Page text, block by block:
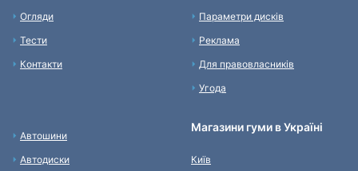
Огляди
Тести
Контакти
Параметри дисків
Реклама
Для правовласників
Угода
Автошини
Автодиски
Магазини гуми в Україні
Київ